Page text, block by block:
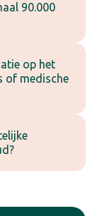
90.000
op het
of medische